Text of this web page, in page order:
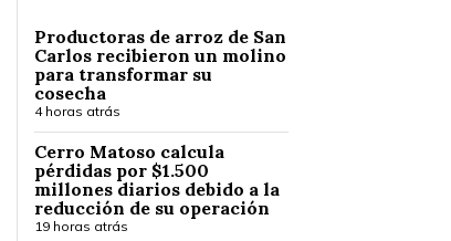
Productoras de arroz de San
Carlos recibieron un molino
para transformar su
cosecha
4 horas atrás
Cerro Matoso calcula
pérdidas por $1.500
millones diarios debido a la
reducción de su operación
19 horas atrás